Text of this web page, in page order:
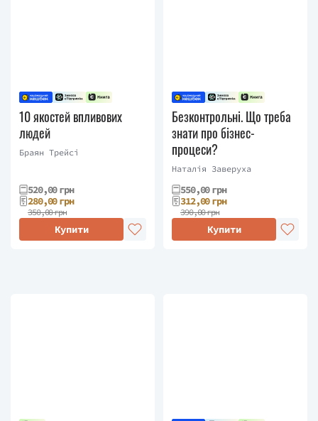
10 якостей впливових
людей
Браян Трейсі
520,00 грн
280,00 грн
350,00 грн
Купити
Безконтрольні. Що треба
знати про бізнес-
процеси?
Наталія Заверуха
550,00 грн
312,00 грн
390,00 грн
Купити